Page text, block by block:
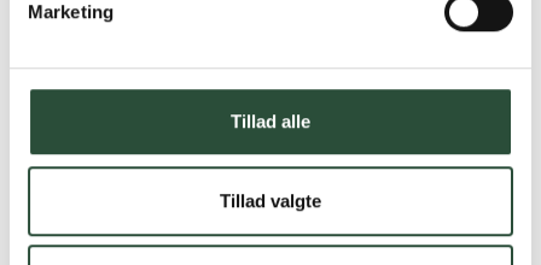
Marketing
Tillad alle
Tillad valgte